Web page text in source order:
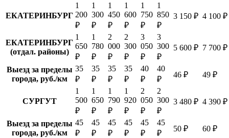
ЕКАТЕРИНБУРГ
1
200
₽
1
300
₽
1
450
₽
1
600
₽
1
750
₽
1
850
₽
3 150 ₽ 4 100 ₽
ЕКАТЕРИНБУРГ
(отдал. районы)
1
650
₽
1
780
₽
2
000
₽
2
300
₽
3
050
₽
3
300
₽
5 600 ₽ 7 700 ₽
Выезд за пределы
города, руб./км
35
₽
35
₽
35
₽
35
₽
40
₽
40
₽
46 ₽ 49 ₽
СУРГУТ
1
500
₽
1
650
₽
1
790
₽
1
920
₽
2
050
₽
2
300
₽
3 480 ₽ 4 390 ₽
Выезд за пределы
города, руб./км
45
₽
45
₽
45
₽
45
₽
45
₽
45
₽
50 ₽ 60 ₽